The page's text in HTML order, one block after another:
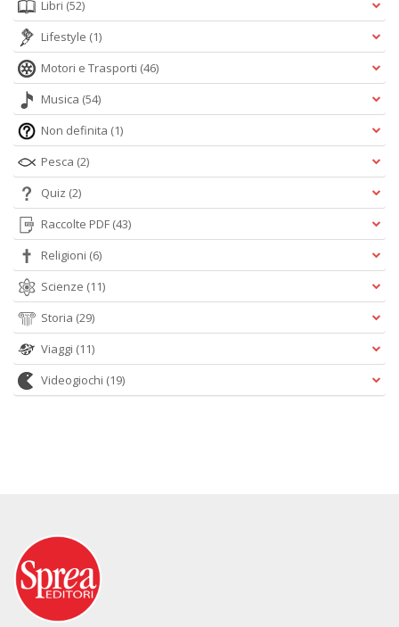
Libri (52)
Lifestyle (1)
Motori e Trasporti (46)
Musica (54)
Non definita (1)
Pesca (2)
Quiz (2)
Raccolte PDF (43)
Religioni (6)
Scienze (11)
Storia (29)
Viaggi (11)
Videogiochi (19)